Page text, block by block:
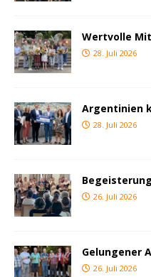
Wertvolle
28. Juli 2026
Argentinien
28. Juli 2026
26. Juli 2026
Gelungener
26. Juli 2026